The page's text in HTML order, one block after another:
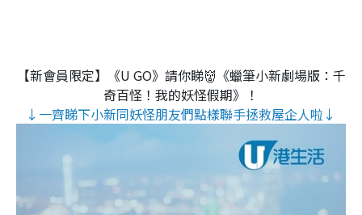
【新會員限定】《U GO》請你睇👹《蠟筆小新劇場版：千
奇百怪！我的妖怪假期》！
↓一齊睇下小新同妖怪朋友們點樣聯手拯救屋企人啦↓